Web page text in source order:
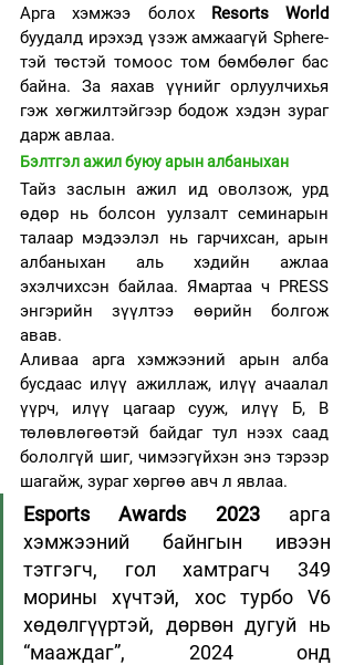
Арга хэмжээ болох Resorts World
буудалд ирэхэд үзэж амжаагүй Sphere-
тэй төстэй томоос том бөмбөлөг бас
байна. За яахав үүнийг орлуулчихья
гэж хөгжилтэйгээр бодож хэдэн зураг
дарж авлаа.
Бэлтгэл ажил буюу арын албаныхан
Тайз заслын ажил ид оволзож, урд
өдөр нь болсон уулзалт семинарын
талаар мэдээлэл нь гарчихсан, арын
албаныхан аль хэдийн ажлаа
эхэлчихсэн байлаа. Ямартаа ч PRESS
энгэрийн зүүлтээ өөрийн болгож
авав.
Аливаа арга хэмжээний арын алба
бусдаас илүү ажиллаж, илүү ачаалал
үүрч, илүү цагаар сууж, илүү Б, В
төлөвлөгөөтэй байдаг тул нээх саад
бололгүй шиг, чимээгүйхэн энэ тэрээр
шагайж, зураг хөргөө авч л явлаа.
Esports Awards 2023 арга
хэмжээний байнгын ивээн
тэтгэгч, гол хамтрагч 349
морины хүчтэй, хос турбо V6
хөдөлгүүртэй, дөрвөн дугуй нь
“мааждаг”, 2024 онд